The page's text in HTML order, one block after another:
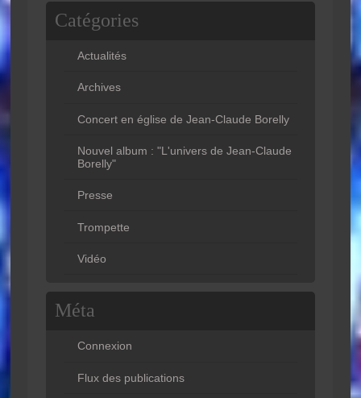
Catégories
Actualités
Archives
Concert en église de Jean-Claude Borelly
Nouvel album : "L'univers de Jean-Claude
Borelly"
Presse
Trompette
Vidéo
Méta
Connexion
Flux des publications